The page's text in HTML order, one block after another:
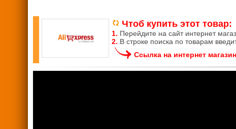
Чтоб купить этот товар:
1. Перейдите на сайт интернет
2. В строке поиска по товарам
Ссылка на интернет